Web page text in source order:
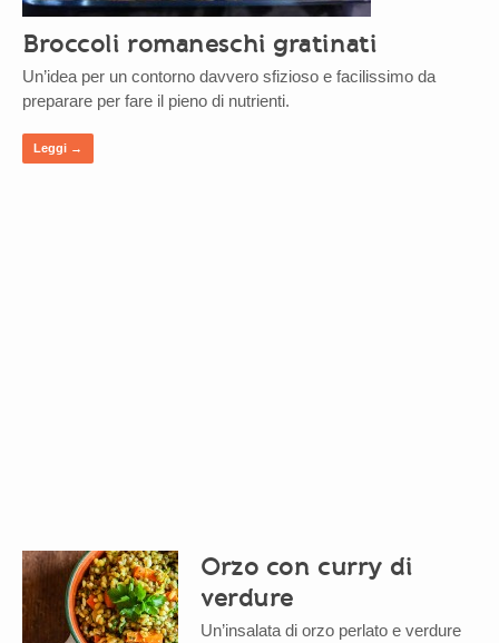
Broccoli romaneschi gratinati
Un’idea per un contorno davvero sfizioso e facilissimo da
preparare per fare il pieno di nutrienti.
Leggi →
Orzo con curry di
verdure
Un’insalata di orzo perlato e verdure